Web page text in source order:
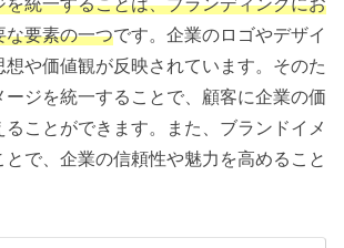
な要素の一つです。企業のロゴやデザイ
想や価値観が反映されています。そのた
ジを統一することで、顧客に企業の価
ことができます。また、ブランドイメ
で、企業の信頼性や魅力を高めること